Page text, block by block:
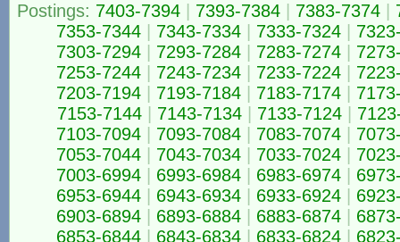
Postings: 7403-7394 7393-7384 7383-7374
7353-7344
7343-7334 7333-7324
7303-7294
7293-7284 7283-7274
7253-7244
7243-7234 7233-7224
7203-7194
7193-7184 7183-7174
7153-7144
7143-7134 7133-7124
7103-7094
7093-7084 7083-7074
7053-7044
7043-7034 7033-7024
7003-6994
6993-6984 6983-6974
6953-6944
6943-6934 6933-6924
6903-6894
6893-6884 6883-6874
6853-6844
6843-6834 6833-6824